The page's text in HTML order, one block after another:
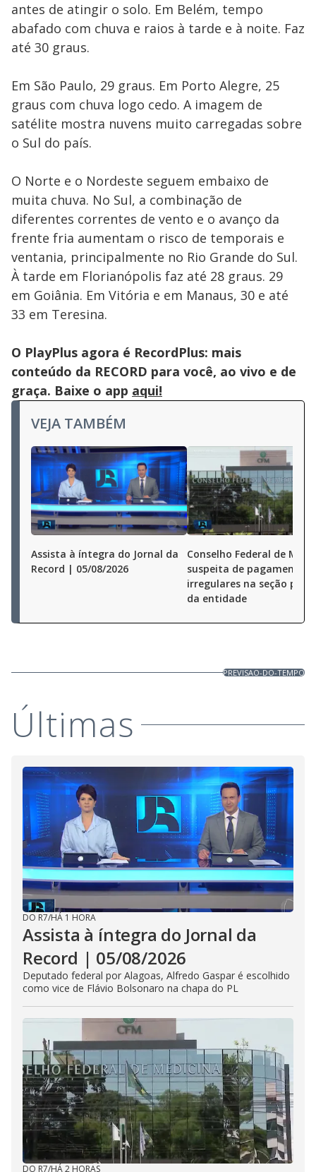
antes de atingir o solo. Em Belém, tempo
abafado com chuva e raios à tarde e à noite. Faz
até 30 graus.
Em São Paulo, 29 graus. Em Porto Alegre, 25
graus com chuva logo cedo. A imagem de
satélite mostra nuvens muito carregadas sobre
o Sul do país.
O Norte e o Nordeste seguem embaixo de
muita chuva. No Sul, a combinação de
diferentes correntes de vento e o avanço da
frente fria aumentam o risco de temporais e
ventania, principalmente no Rio Grande do Sul.
À tarde em Florianópolis faz até 28 graus. 29
em Goiânia. Em Vitória e em Manaus, 30 e até
33 em Teresina.
O PlayPlus agora é RecordPlus: mais
conteúdo da RECORD para você, ao vivo e de
graça. Baixe o app aqui!
VEJA TAMBÉM
Assista à íntegra do Jornal da
Record | 05/08/2026
Conselho Federal de
suspeita de pagamentos
irregulares na seção
da entidade
PREVISAO-DO-TEMPO
Últimas
DO R7/HÁ 1 HORA
Assista à íntegra do Jornal da
Record | 05/08/2026
Deputado federal por Alagoas, Alfredo Gaspar é escolhido
como vice de Flávio Bolsonaro na chapa do PL
DO R7/HÁ 2 HORAS